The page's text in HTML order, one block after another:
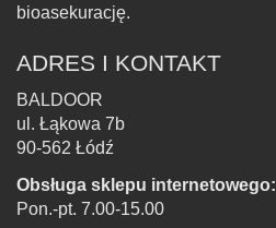
bioasekurację.
ADRES I KONTAKT
BALDOOR
ul. Łąkowa 7b
90-562 Łódź
Obsługa sklepu internetowego:
Pon.-pt. 7.00-15.00